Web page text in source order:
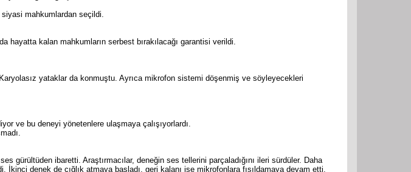
mahkumlardan seçildi.
hayatta kalan mahkumların serbest bırakılacağı garantisi verildi.
yataklar da konmuştu. Ayrıca mikrofon sistemi döşenmiş ve söyleyecekleri
ve bu deneyi yönetenlere ulaşmaya çalışıyorlardı.
gürültüden ibaretti. Araştırmacılar, deneğin ses tellerini parçaladığını ileri sürdüler. Daha
denek de çığlık atmaya başladı, geri kalanı ise mikrofonlara fısıldamaya devam etti.